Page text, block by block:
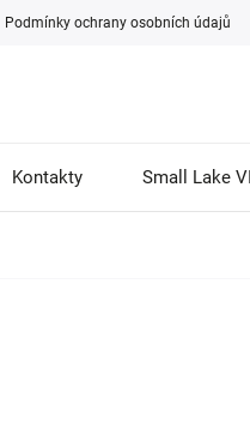
Podmínky ochrany osobních údajů
Kontakty Small Lake